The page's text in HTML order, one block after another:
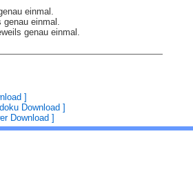
einmal.
einmal.
genau einmal.
]
Download ]
Download ]